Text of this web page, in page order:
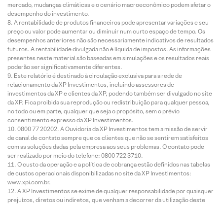
mercado, mudanças climáticas e o cenário macroeconômico podem afetar o
desempenho do investimento.
A rentabilidade de produtos financeiros pode apresentar variações e seu
preço ou valor pode aumentar ou diminuir num curto espaço de tempo. Os
desempenhos anteriores não são necessariamente indicativos de resultados
futuros. A rentabilidade divulgada não é líquida de impostos. As informações
presentes neste material são baseadas em simulações e os resultados reais
poderão ser significativamente diferentes.
Este relatório é destinado à circulação exclusiva para a rede de
relacionamento da XP Investimentos, incluindo assessores de
investimentos da XP e clientes da XP, podendo também ser divulgado no site
da XP. Fica proibida sua reprodução ou redistribuição para qualquer pessoa,
no todo ou em parte, qualquer que seja o propósito, sem o prévio
consentimento expresso da XP Investimentos.
0800 77 20202. A Ouvidoria da XP Investimentos tem a missão de servir
de canal de contato sempre que os clientes que não se sentirem satisfeitos
com as soluções dadas pela empresa aos seus problemas. O contato pode
ser realizado por meio do telefone: 0800 722 3710.
O custo da operação e a política de cobrança estão definidos nas tabelas
de custos operacionais disponibilizadas no site da XP Investimentos:
www.xpi.com.br.
A XP Investimentos se exime de qualquer responsabilidade por quaisquer
prejuízos, diretos ou indiretos, que venham a decorrer da utilização deste